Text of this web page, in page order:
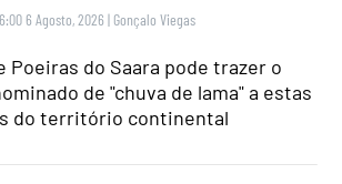
6 Agosto, 2026 | Gonçalo Viegas
Poeiras do Saara pode trazer o
de "chuva de lama" a estas
do território continental